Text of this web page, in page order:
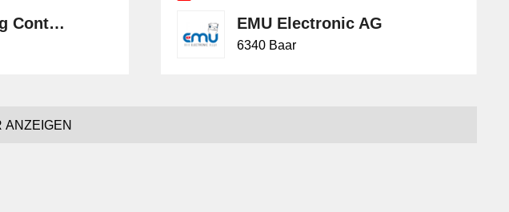
Sauter Building Control Schweiz AG EMU Electronic AG
6340 Baar
ANZEIGEN